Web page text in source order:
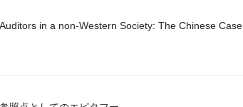
in a non-Western Society: The Chinese Case